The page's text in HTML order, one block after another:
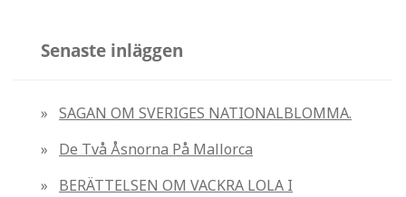
e
r
:
Senaste inläggen
SAGAN OM SVERIGES NATIONALBLOMMA.
De Två Åsnorna På Mallorca
BERÄTTELSEN OM VACKRA LOLA I